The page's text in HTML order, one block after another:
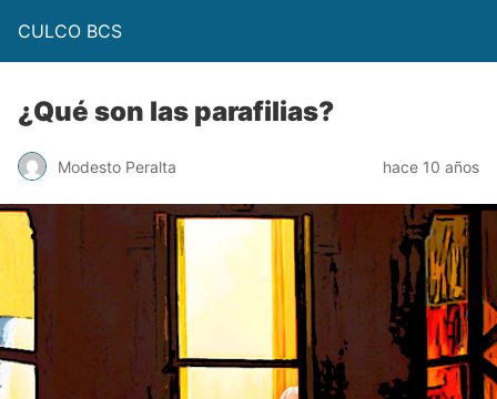
CULCO BCS
¿Qué son las parafilias?
Modesto Peralta hace 10 años